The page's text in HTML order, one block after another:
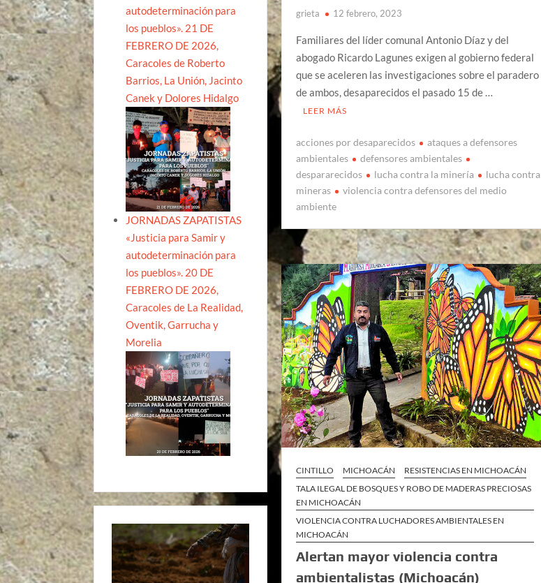
grieta 12 febrero, 2023
Familiares del líder comunal Antonio Díaz y del
abogado Ricardo Lagunes exigen al gobierno federal
que se aceleren las investigaciones sobre el paradero
de ambos, desaparecidos el pasado 15 de …
LEER MÁS
acciones por desaparecidos
ataques a defensores
ambientales
defensores ambientales
despararecidos
lucha contra la minería
lucha contra
mineras
violencia contra defensores del medio
ambiente
CINTILLO MICHOACÁN
RESISTENCIAS EN MICHOACÁN
TALA ILEGAL DE BOSQUES Y ROBO DE MADERAS PRECIOSAS
EN MICHOACÁN
VIOLENCIA CONTRA LUCHADORES AMBIENTALES EN
MICHOACÁN
Alertan mayor violencia contra
ambientalistas (Michoacán)
autodeterminación para
los pueblos». 21 DE
FEBRERO DE 2026,
Caracoles de Roberto
Barrios, La Unión, Jacinto
Canek y Dolores Hidalgo
JORNADAS ZAPATISTAS
«Justicia para Samir y
autodeterminación para
los pueblos». 20 DE
FEBRERO DE 2026,
Caracoles de La Realidad,
Oventik, Garrucha y
Morelia